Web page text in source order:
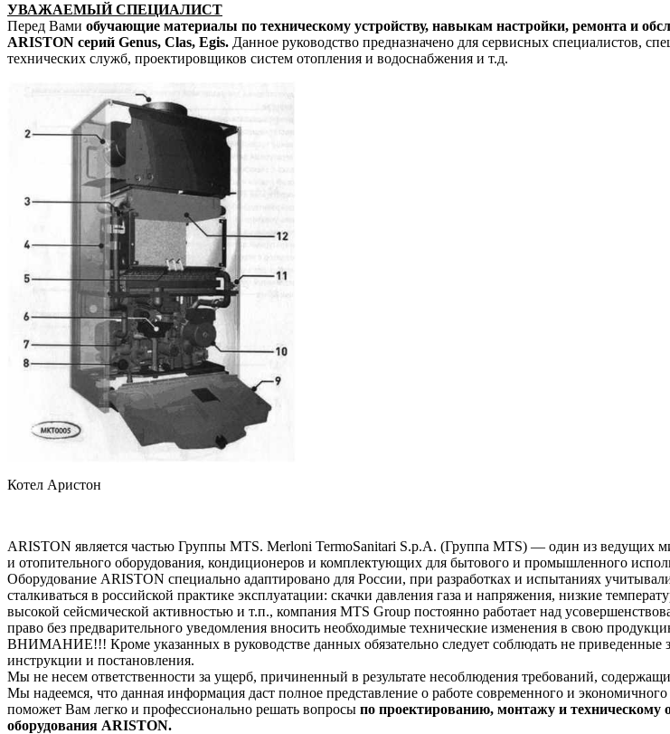
УВАЖАЕМЫЙ СПЕЦИАЛИСТ
Перед Вами обучающие материалы по техническому устройству, навыкам настройки, ремонта и
ARISTON серий Genus, Clas, Egis. Данное руководство предназначено для сервисных специалистов,
технических служб, проектировщиков систем отопления и водоснабжения и т.д.
Котел Аристон
ARISTON является частью Группы MTS. Merloni TermoSanitari S.p.A. (Группа MTS) — один из ведущих
и отопительного оборудования, кондиционеров и комплектующих для бытового и промышленного
Оборудование ARISTON специально адаптировано для России, при разработках и испытаниях
сталкиваться в российской практике эксплуатации: скачки давления газа и напряжения, низкие
высокой сейсмической активностью и т.п., компания MTS Group постоянно работает над
право без предварительного уведомления вносить необходимые технические изменения в свою
ВНИМАНИЕ!!! Кроме указанных в руководстве данных обязательно следует соблюдать не приведенные
инструкции и постановления.
Мы не несем ответственности за ущерб, причиненный в результате несоблюдения требований,
Мы надеемся, что данная информация даст полное представление о работе современного и экономичного
поможет Вам легко и профессионально решать вопросы по проектированию, монтажу и техническому
оборудования ARISTON.